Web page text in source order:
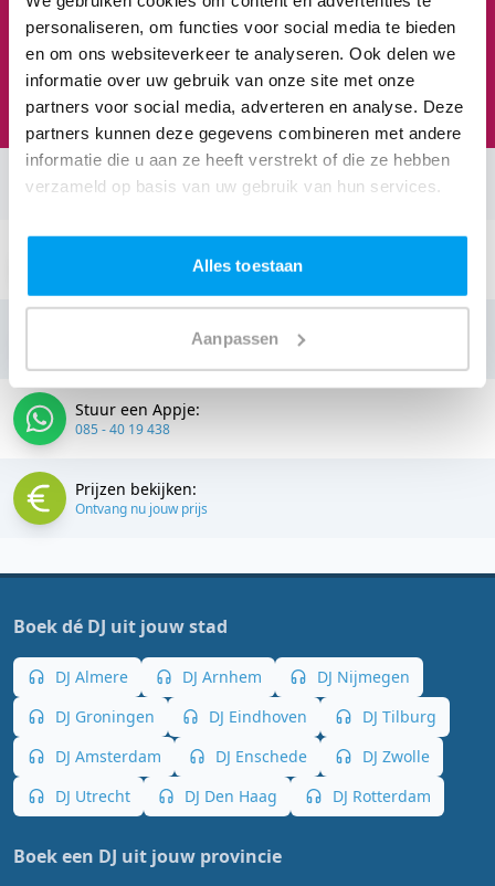
personaliseren, om functies voor social media te bieden
en om ons websiteverkeer te analyseren. Ook delen we
informatie over uw gebruik van onze site met onze
partners voor social media, adverteren en analyse. Deze
partners kunnen deze gegevens combineren met andere
informatie die u aan ze heeft verstrekt of die ze hebben
verzameld op basis van uw gebruik van hun services.
Alles toestaan
Aanpassen
Feesten om naar uit te kijken
We staan te popelen!
Neem contact op:
info@thedjcompany.nl
Stuur een Appje:
085 - 40 19 438
Prijzen bekijken:
Ontvang nu jouw prijs
Boek dé DJ uit jouw stad
DJ Almere DJ Arnhem
DJ Nijmegen
DJ Groningen
DJ Eindhoven
DJ Tilburg
DJ Amsterdam
DJ Enschede
DJ Zwolle
DJ Utrecht
DJ Den Haag DJ Rotterdam
Boek een DJ uit jouw provincie